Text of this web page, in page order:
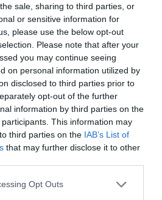
sale, sharing to third parties, or
or sensitive information for
please use the below opt-out
Please note that after your
you may continue seeing
on personal information utilized by
disclosed to third parties prior to
opt-out of the further
information by third parties on the
participants. This information may
third parties on the IAB’s List of
that may further disclose it to other
Opt Outs
ή κρασίΠληροφορίες:Τηλ.: 210
στοGoogle Newsκαι
ειδήσεις
νέαγια την Τέχνη και τον